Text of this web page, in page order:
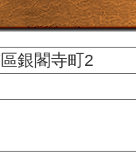
銀閣寺町2